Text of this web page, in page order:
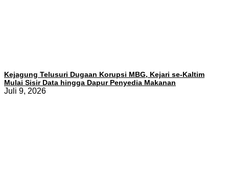
Kejagung Telusuri Dugaan Korupsi MBG, Kejari se-Kaltim
Mulai Sisir Data hingga Dapur Penyedia Makanan
Juli 9, 2026